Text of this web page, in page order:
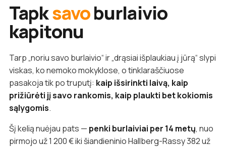
Tapksavoburlaivio
kapitonu
Tarp „noriu savo burlaivio“ ir „drąsiai išplaukiau į jūrą“ slypi
viskas, ko nemoko mokyklose, o tinklaraščiuose
pasakoja tik po truputį: kaip išsirinkti laivą, kaip
prižiūrėti jį savo rankomis, kaip plaukti bet kokiomis
sąlygomis.
Šį kelią nuėjau pats — penki burlaiviai per 14 metų, nuo
pirmojo už 1 200 € iki šiandieninio Hallberg-Rassy 382 už